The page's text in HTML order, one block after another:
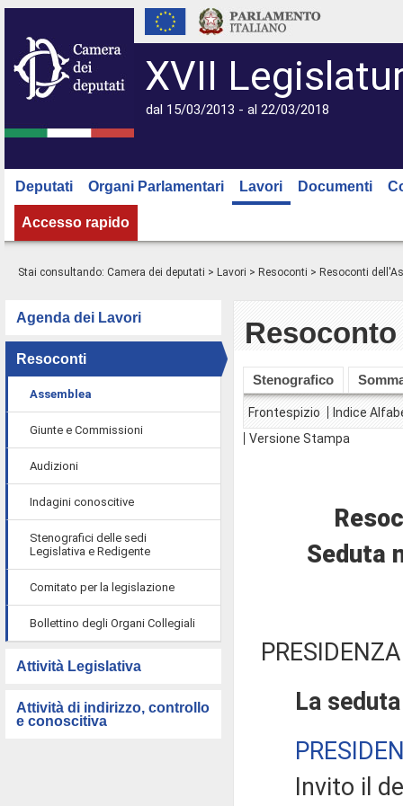
XVII
dal 15/03/2013 - al 22/03/2018
Deputati Organi Parlamentari Lavori Documenti
Accesso rapido
Stai consultando: Camera dei deputati > Lavori > Resoconti > Resoconti
Agenda dei Lavori
Resoconti
Assemblea
Giunte e Commissioni
Audizioni
Indagini conoscitive
Stenografici delle sedi
Legislativa e Redigente
Comitato per la legislazione
Bollettino degli Organi Collegiali
Attività Legislativa
Attività di indirizzo, controllo
e conoscitiva
Stenografico
Frontespizio
Indice
Versione Stampa
Seduta
La
Invito il